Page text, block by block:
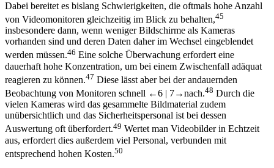
Dabei bereitet es bislang Schwierigkeiten, die oftmals hohe Anzahl
von Videomonitoren gleichzeitig im Blick zu behalten,45
insbesondere dann, wenn weniger Bildschirme als Kameras
vorhanden sind und deren Daten daher im Wechsel eingeblendet
werden müssen.46 Eine solche Überwachung erfordert eine
dauerhaft hohe Konzentration, um bei einem Zwischenfall adäquat
reagieren zu können.47 Diese lässt aber bei der andauernden
Beobachtung von Monitoren schnell ←6 | 7→nach.48 Durch die
vielen Kameras wird das gesammelte Bildmaterial zudem
unübersichtlich und das Sicherheitspersonal ist bei dessen
Auswertung oft überfordert.49 Wertet man Videobilder in Echtzeit
aus, erfordert dies außerdem viel Personal, verbunden mit
entsprechend hohen Kosten.50